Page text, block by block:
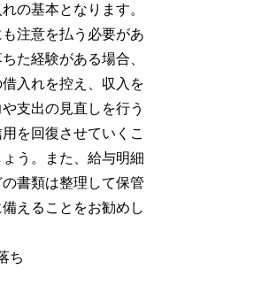
の基本となります。
注意を払う必要があ
た経験がある場合、
入れを控え、収入を
支出の見直しを行う
を回復させていくこ
う。また、給与明細
書類は整理して保管
えることをお勧めし
ち